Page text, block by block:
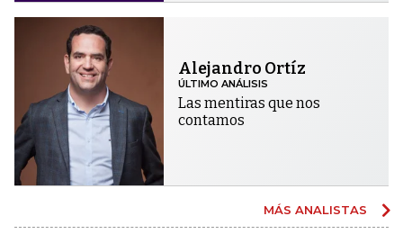
Alejandro Ortíz
ÚLTIMO ANÁLISIS
Las mentiras que nos
contamos
MÁS ANALISTAS